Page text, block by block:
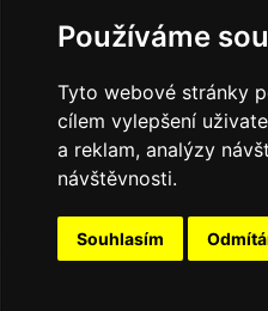
Používáme
Tyto webové stránky
cílem vylepšení
a reklam, analýzy
návštěvnosti.
Souhlasím